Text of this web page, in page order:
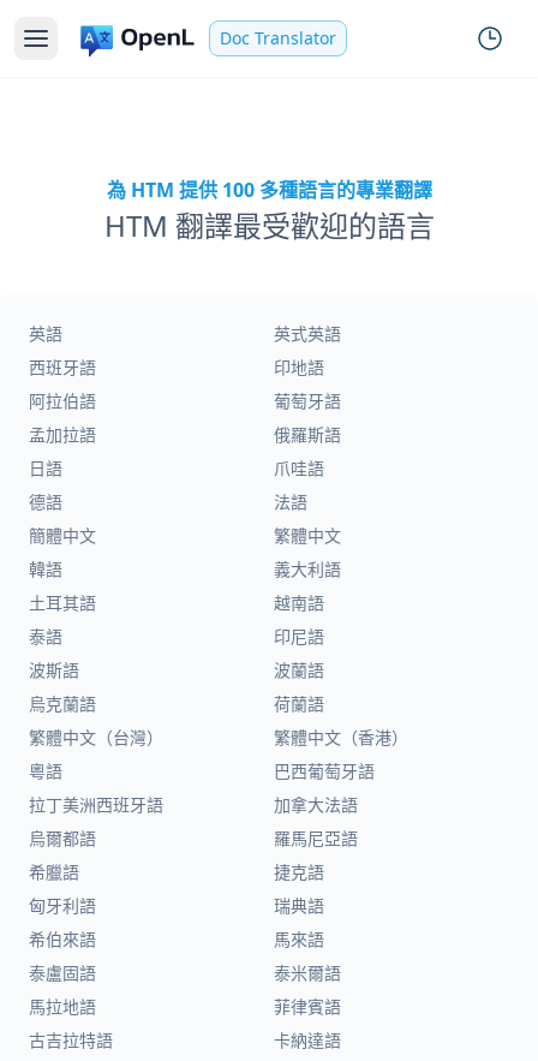
Doc Translator
為 HTM 提供 100 多種語言的專業翻譯
HTM 翻譯最受歡迎的語言
英語
英式英語
西班牙語
印地語
阿拉伯語
葡萄牙語
孟加拉語
俄羅斯語
日語
爪哇語
德語
法語
簡體中文
繁體中文
韓語
義大利語
土耳其語
越南語
泰語
印尼語
波斯語
波蘭語
烏克蘭語
荷蘭語
繁體中文（台灣）
繁體中文（香港）
粵語
巴西葡萄牙語
拉丁美洲西班牙語
加拿大法語
烏爾都語
羅馬尼亞語
希臘語
捷克語
匈牙利語
瑞典語
希伯來語
馬來語
泰盧固語
泰米爾語
馬拉地語
菲律賓語
古吉拉特語
卡納達語